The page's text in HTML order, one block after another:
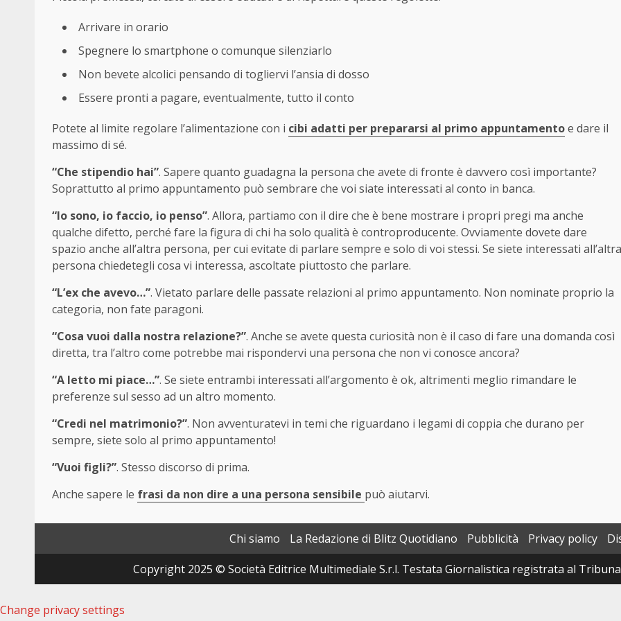
Arrivare in orario
Spegnere lo smartphone o comunque silenziarlo
Non bevete alcolici pensando di togliervi l’ansia di dosso
Essere pronti a pagare, eventualmente, tutto il conto
Potete al limite regolare l’alimentazione con i cibi adatti per prepararsi al primo appuntamentoe dare il
massimo di sé.
“Che stipendio hai”. Sapere quanto guadagna la persona che avete di fronte è davvero così importante?
Soprattutto al primo appuntamento può sembrare che voi siate interessati al conto in banca.
“Io sono, io faccio, io penso”. Allora, partiamo con il dire che è bene mostrare i propri pregi ma anche
qualche difetto, perché fare la figura di chi ha solo qualità è controproducente. Ovviamente dovete dare
spazio anche all’altra persona, per cui evitate di parlare sempre e solo di voi stessi. Se siete interessati all’altra
persona chiedetegli cosa vi interessa, ascoltate piuttosto che parlare.
“L’ex che avevo…”. Vietato parlare delle passate relazioni al primo appuntamento. Non nominate proprio la
categoria, non fate paragoni.
“Cosa vuoi dalla nostra relazione?”. Anche se avete questa curiosità non è il caso di fare una domanda così
diretta, tra l’altro come potrebbe mai rispondervi una persona che non vi conosce ancora?
“A letto mi piace…”. Se siete entrambi interessati all’argomento è ok, altrimenti meglio rimandare le
preferenze sul sesso ad un altro momento.
“Credi nel matrimonio?”. Non avventuratevi in temi che riguardano i legami di coppia che durano per
sempre, siete solo al primo appuntamento!
“Vuoi figli?”. Stesso discorso di prima.
Anche sapere le frasi da non dire a una persona sensibile può aiutarvi.
Chi siamo La Redazione di Blitz Quotidiano Pubblicità Privacy policy
Copyright 2025 © Società Editrice Multimediale S.r.l. Testata Giornalistica registrata al
Change privacy settings